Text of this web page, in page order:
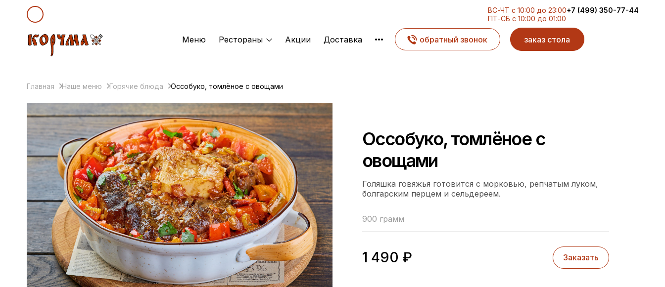
ВС-ЧТ с 10:00 до 23:00
ПТ-СБ с 10:00 до 01:00
+7 (499) 350-77-44
Меню Рестораны Акции Доставка обратный звонок заказ стола
Главная Наше меню Горячие блюда Оссобуко, томлёное с овощами
Оссобуко, томлёное с
овощами
Голяшка говяжья готовится с морковью, репчатым луком,
болгарским перцем и сельдереем.
900 грамм
1 490 ₽ Заказать